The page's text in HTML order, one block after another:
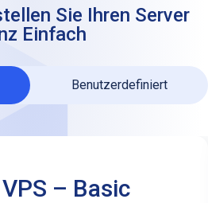
Sie Ihren Server
Einfach
Benutzerdefiniert
– Basic